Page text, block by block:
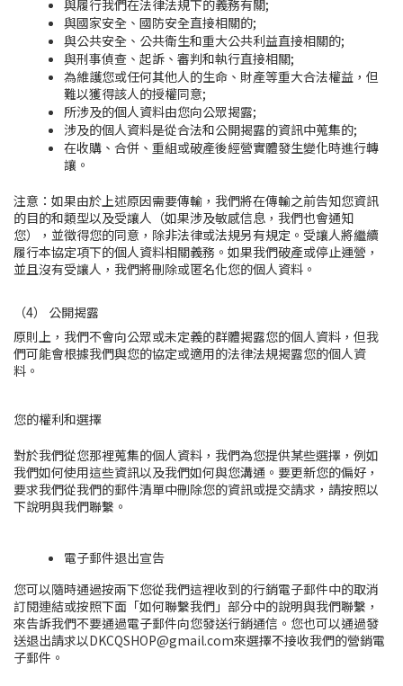
與履行我們在法律法規下的義務有關;
與國家安全、國防安全直接相關的;
與公共安全、公共衛生和重大公共利益直接相關的;
與刑事偵查、起訴、審判和執行直接相關;
為維護您或任何其他人的生命、財產等重大合法權益 ，但
難以獲得該人的授權同意;
所涉及的個人資料由您向公眾揭露;
涉及的個人資料是從合法和公開揭露的資訊中蒐集的;
在收購、合併、重組或破產後經營實體發生變化時進行轉
讓。
注意：如果由於上述原因需要傳輸，我們將在傳輸之前告知您資訊
的目的和類型以及受讓人（如果涉及敏感信息，我們也會通知
您），並徵得您的同意，除非法律或法規另有規定。受讓人將繼續
履行本協定項下的個人資料相關義務。如果我們破產或停止運營，
並且沒有受讓人，我們將刪除或匿名化您的個人資料。
（4） 公開揭露
原則上，我們不會向公眾或未定義的群體揭露您的個人資料，但我
們可能會根據我們與您的協定或適用的法律法規揭露您的個人資
料。
您的權利和選擇
對於我們從您那裡蒐集的個人資料，我們為您提供某些選擇，例如
我們如何使用這些資訊以及我們如何與您溝通。要更新您的偏好，
要求我們從我們的郵件清單中刪除您的資訊或提交請求，請按照以
下說明與我們聯繫。
電子郵件退出宣告
您可以隨時通過按兩下您從我們這裡收到的行銷電子郵件中的取消
訂閱連結或按照下面 「如何聯繫我們」 部分中的說明與我們聯繫，
來告訴我們不要通過電子郵件向您發送行銷通信 。您也可以通過發
送退出請求以DKCQSHOP@gmail.com來選擇不接收我們的營銷電
子郵件 。